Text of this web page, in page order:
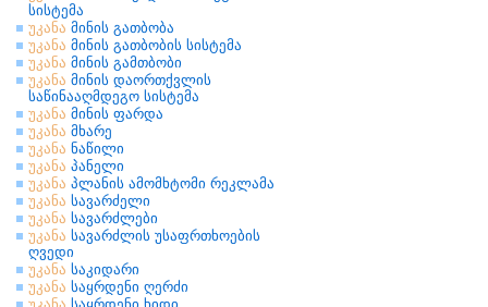
სისტემა
უკანა მინის გათბობა
უკანა მინის გათბობის სისტემა
უკანა მინის გამთბობი
უკანა მინის დაორთქვლის
საწინააღმდეგო სისტემა
უკანა მინის ფარდა
უკანა მხარე
უკანა ნაწილი
უკანა პანელი
უკანა პლანის ამომხტომი რეკლამა
უკანა სავარძელი
უკანა სავარძლები
უკანა სავარძლის უსაფრთხოების
ღვედი
უკანა საკიდარი
უკანა საყრდენი ღერძი